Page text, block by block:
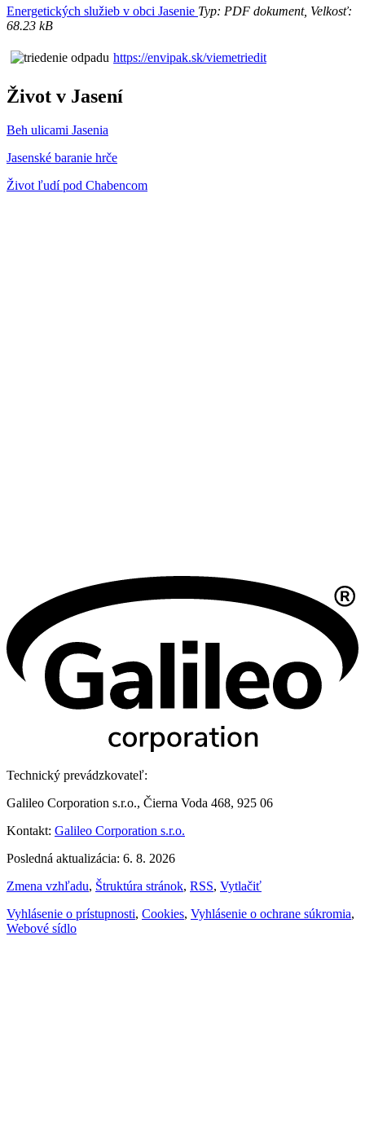
Energetických služieb v obci Jasenie Typ: PDF dokument, Velkosť:
68.23 kB
https://envipak.sk/viemetriedit
Život v Jasení
Beh ulicami Jasenia
Jasenské baranie hrče
Život ľudí pod Chabencom
Technický prevádzkovateľ:
Galileo Corporation s.r.o., Čierna Voda 468, 925 06
Kontakt: Galileo Corporation s.r.o.
Posledná aktualizácia: 6. 8. 2026
Zmena vzhľadu, Štruktúra stránok, RSS, Vytlačiť
Vyhlásenie o prístupnosti, Cookies, Vyhlásenie o ochrane súkromia,
Webové sídlo